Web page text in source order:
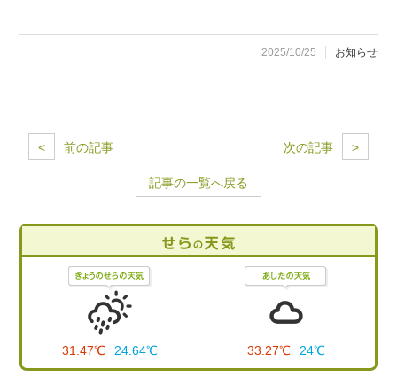
2025/10/25 お知らせ
次の記事 >
< 前の記事
記事の一覧へ戻る
31.47℃ 24.64℃ 33.27℃ 24℃